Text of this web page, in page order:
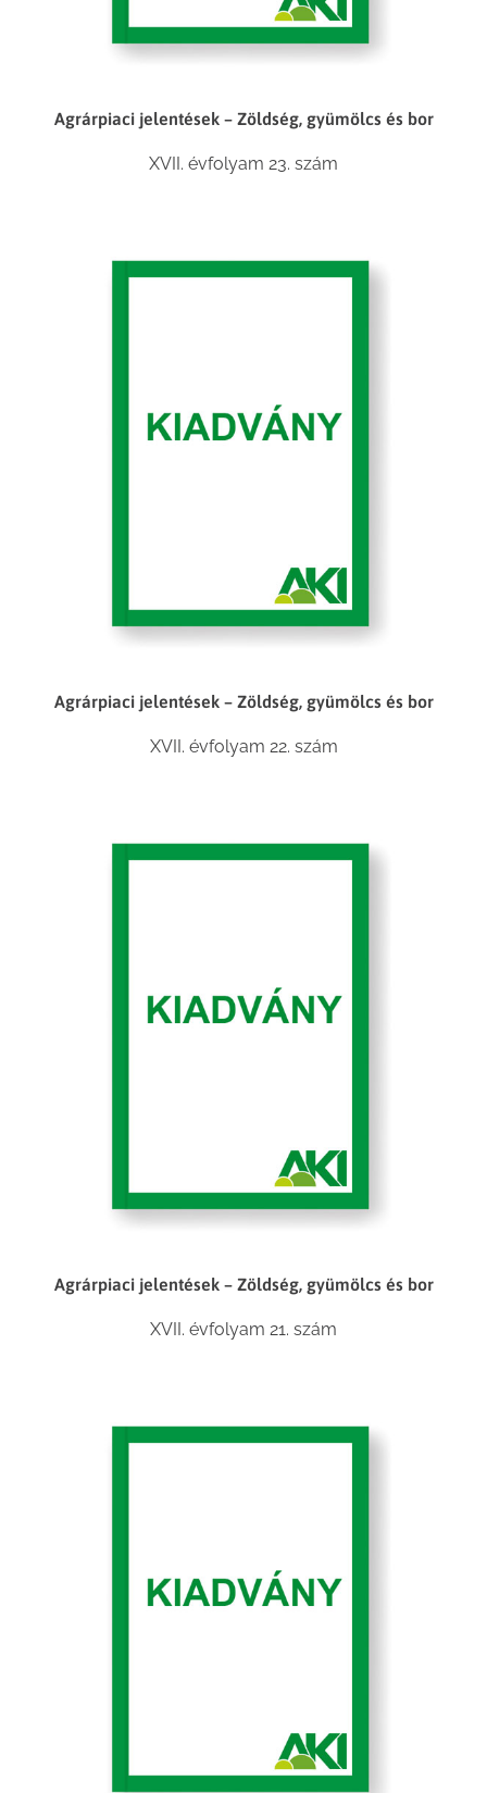
Agrárpiaci jelentések – Zöldség, gyümölcs és bor
XVII. évfolyam 23. szám
Agrárpiaci jelentések – Zöldség, gyümölcs és bor
XVII. évfolyam 22. szám
Agrárpiaci jelentések – Zöldség, gyümölcs és bor
XVII. évfolyam 21. szám